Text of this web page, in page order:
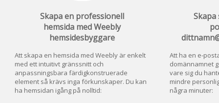
Skapa en professionell
hemsida med Weebly
hemsidesbyggare
Att skapa en hemsida med Weebly är enkelt
med ett intuitivt gränssnitt och
anpassningsbara färdigkonstruerade
element så krävs inga förkunskaper. Du kan
ha hemsidan igång på nolltid:
Skapa
Att ha en e-
domännamnet
vare sig du
mindre
några minuter: